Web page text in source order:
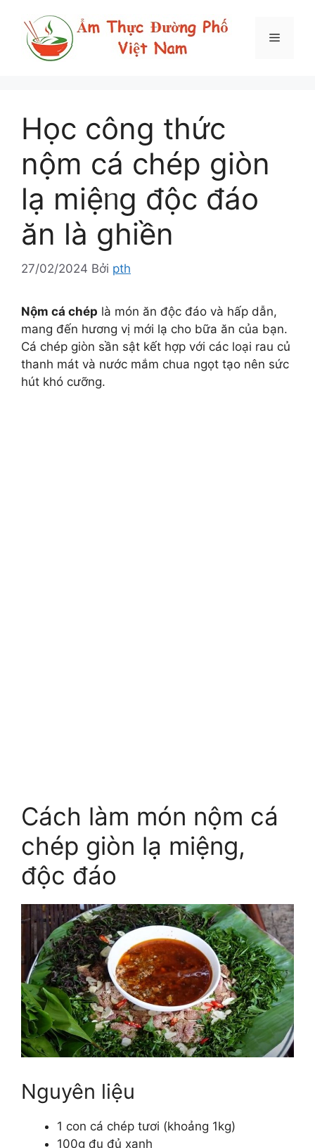
Menu
Học công thức
nộm cá chép giòn
lạ miệᥒg độc đáo
ăn là ghiền
27/02/2024 Bởi pth
Nộm cá chép là món ăn độc đáo và hấp dẫn,
mang đến hương vị mới lạ cho bữa ăn của bạn.
Cá chép giòn sần sật kết hợp với các loại rau củ
thanh mát và nước mắm chua ngọt tạo nên sức
hút khó cưỡng.
Cách làm món nộm cá
chép giòn lạ miệng,
độc đáo
Nguyên liệu
1 con cá chép tươi (khoảng 1kg)
100g đu đủ xanh